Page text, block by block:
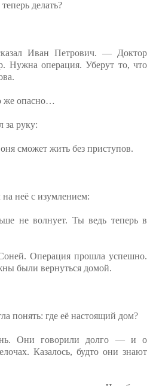
делать?
Иван Петрович. — Доктор
Нужна операция. Уберут то, что
же опасно…
за руку:
сможет жить без приступов.
неё с изумлением:
не волнует. Ты ведь теперь в
Операция прошла успешно.
были вернуться домой.
понять: где её настоящий дом?
Они говорили долго — и о
Казалось, будто они знают